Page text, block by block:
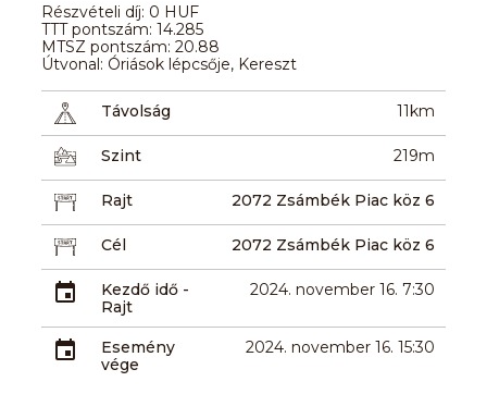
Részvételi díj: 0 HUF
TTT pontszám: 14.285
MTSZ pontszám: 20.88
Útvonal: Óriások lépcsője, Kereszt
Távolság 11km
Szint 219m
Rajt 2072 Zsámbék Piac köz 6
Cél 2072 Zsámbék Piac köz 6
Kezdő idő -
Rajt
2024. november 16. 7:30
Esemény
vége
2024. november 16. 15:30